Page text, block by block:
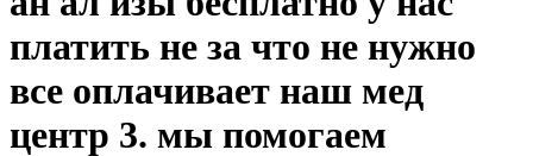
платить не за что не нужно
все оплачивает наш мед
центр 3. мы помогаем